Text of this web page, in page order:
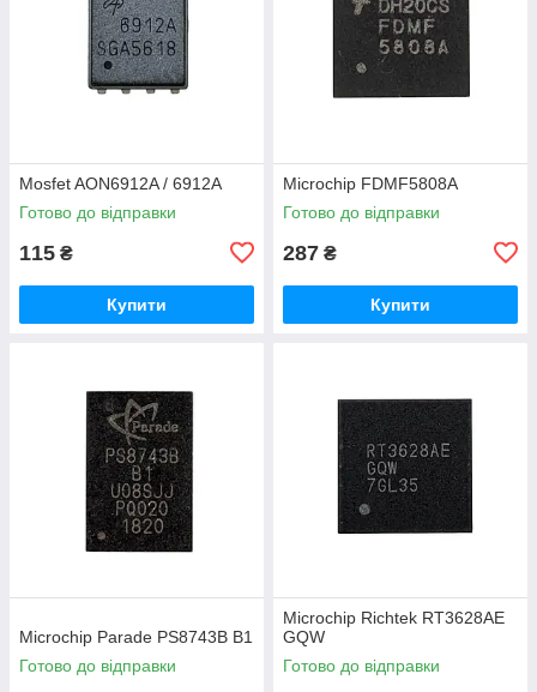
Mosfet AON6912A / 6912A
Готово до відправки
115 ₴
Купити
Microchip FDMF5808A
Готово до відправки
287 ₴
Купити
Microchip Parade PS8743B B1
Готово до відправки
Microchip Richtek RT3628AE
GQW
Готово до відправки